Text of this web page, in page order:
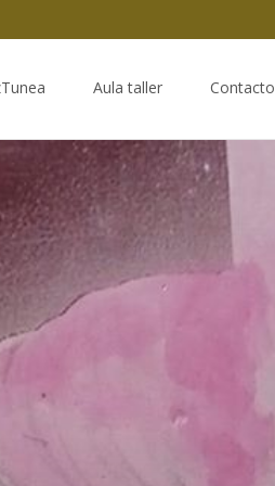
Aula taller Contacto